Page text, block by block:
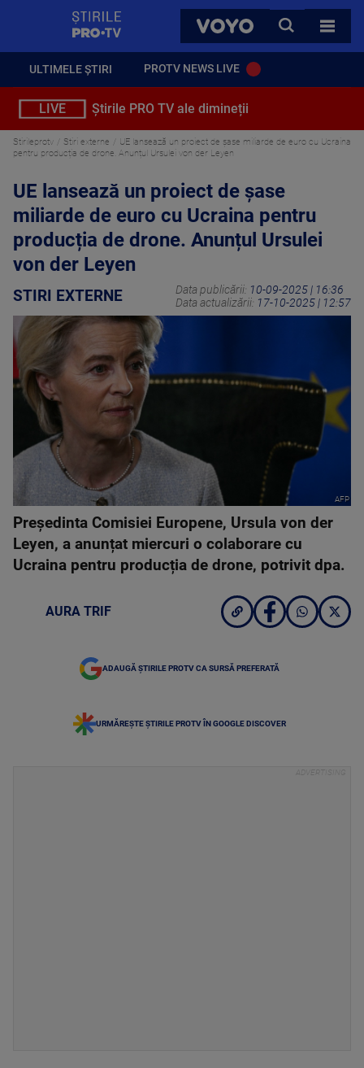
VOYO
CAUTA
TOATE
ULTIMELE ȘTIRI PROTV NEWS LIVE
LIVE Știrile PRO TV ale dimineții
Stirileprotv Stiri externe
UE lansează un proiect de șase miliarde de euro cu Ucraina
pentru producția de drone. Anunțul Ursulei von der Leyen
UE lansează un proiect de șase
miliarde de euro cu Ucraina pentru
producția de drone. Anunțul Ursulei
von der Leyen
STIRI EXTERNE Data publicării: 10-09-2025 | 16:36
Data actualizării: 17-10-2025 | 12:57
AFP
Președinta Comisiei Europene, Ursula von der
Leyen, a anunțat miercuri o colaborare cu
Ucraina pentru producția de drone, potrivit dpa.
AURA TRIF
ADAUGĂ ȘTIRILE PROTV CA SURSĂ PREFERATĂ
URMĂREȘTE ȘTIRILE PROTV ÎN GOOGLE DISCOVER